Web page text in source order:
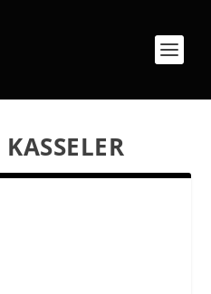
KASSELER